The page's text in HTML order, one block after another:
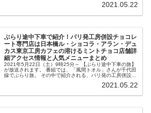
2021.05.22
ぶらり途中下車で紹介！パリ発工房併設チョコレ
ート専門店は日本橋ル・ショコラ・アラン・デュ
カス東京工房カフェの溶けるミントチョコ店舗詳
細アクセス情報と人気メニューまとめ
2021年5月22日（土）9時25分～ 【ぶらり途中下車の旅】
が放送されます。 番組では、「風間トオル」さんが千代田
線でぶらり旅。 その中で紹介される、パリ発の工房併設チ
2021.05.22